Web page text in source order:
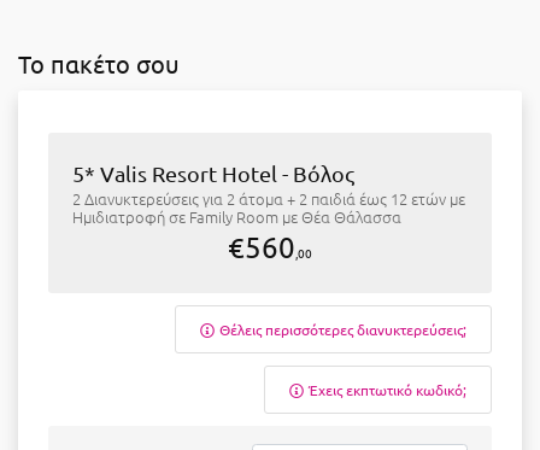
To πακέτο σου
5* Valis Resort Hotel - Βόλος
2 Διανυκτερεύσεις για 2 άτομα + 2 παιδιά έως 12 ετών με
Ημιδιατροφή σε Family Room με Θέα Θάλασσα
€560 ,00
Θέλεις περισσότερες διανυκτερεύσεις;
Έχεις εκπτωτικό κωδικό;